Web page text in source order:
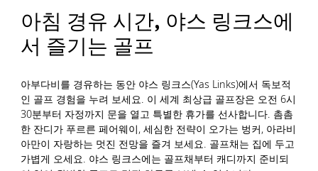
아침 경유 시간, 야스 링크스에
서 즐기는 골프
아부다비를 경유하는 동안 야스 링크스(Yas Links)에서 독보적
인 골프 경험을 누려 보세요. 이 세계 최상급 골프장은 오전 6시
30분부터 자정까지 문을 열고 특별한 휴가를 선사합니다. 촘촘
한 잔디가 푸르른 페어웨이, 세심한 전략이 오가는 벙커, 아라비
아만이 자랑하는 멋진 전망을 즐겨 보세요. 골프채는 집에 두고
가볍게 오세요. 야스 링크스에는 골프채부터 캐디까지 준비되